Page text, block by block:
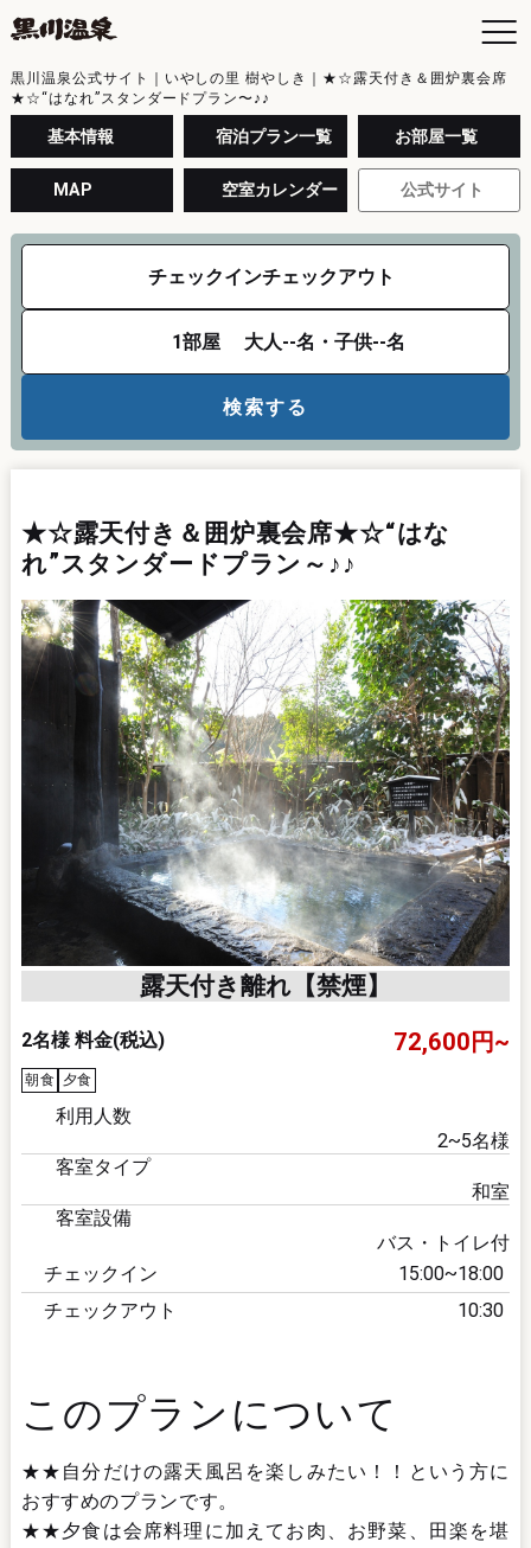
日
よ
入
年
採
オ
黒
お
遺
視
黒川温泉公式サイト｜いやしの里 樹やしき｜★☆露天付き＆囲炉裏会席
★☆“はなれ”スタンダードプラン〜♪♪
基本情報 宿泊プラン一覧 お部屋一覧
MAP 空室カレンダー 公式サイト
チェックインチェックアウト
1部屋 大人--名・子供--名
検索する
★☆露天付き＆囲炉裏会席★☆“はな
れ”スタンダードプラン～♪♪
露天付き離れ【禁煙】
2名様 料金(税込) 72,600円~
朝食 夕食
利用人数
2~5名様
客室タイプ
和室
客室設備
バス・トイレ付
チェックイン
15:00
18:00
チェックアウト
10:30
このプランについて
★★自分だけの露天風呂を楽しみたい！！という方に
おすすめのプランです。
★★夕食は会席料理に加えてお肉、お野菜、田楽を堪